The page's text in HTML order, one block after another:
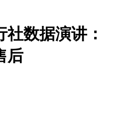
数据演讲：
后